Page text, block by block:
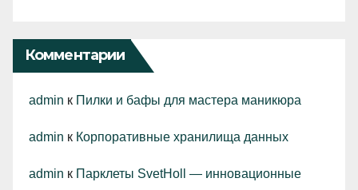
Комментарии
admin к Пилки и бафы для мастера маникюра
admin к Корпоративные хранилища данных
admin к Парклеты SvetHoll — инновационные